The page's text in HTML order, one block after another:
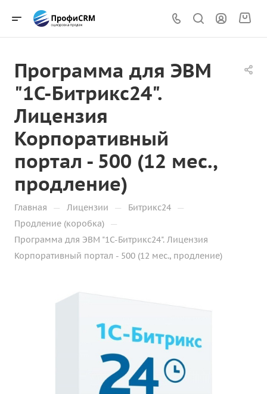
Программа для ЭВМ
"1С-Битрикс24".
Лицензия
Корпоративный
портал - 500 (12 мес.,
продление)
Главная — Лицензии — Битрикс24 —
Продление (коробка) —
Программа для ЭВМ "1С-Битрикс24". Лицензия
Корпоративный портал - 500 (12 мес., продление)